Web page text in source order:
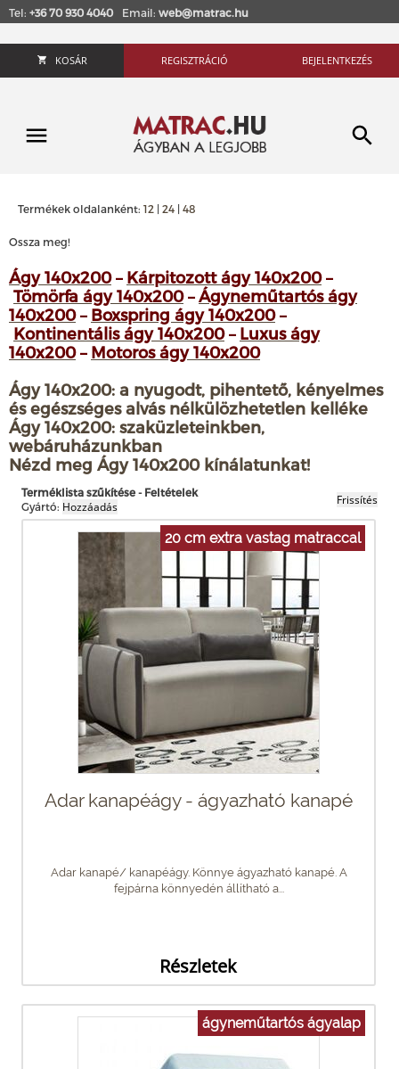
Tel: +36 70 930 4040 Email: web@matrac.hu
KOSÁR REGISZTRÁCIÓ BEJELENTKEZÉS
Termékek oldalanként: 12 | 24 | 48
Ossza meg!
Ágy 140x200– Kárpitozott ágy 140x200–
Tömörfa ágy 140x200–Ágyneműtartós ágy
140x200– Boxspring ágy 140x200–
Kontinentális ágy 140x200– Luxus ágy
140x200– Motoros ágy 140x200
Ágy 140x200: a nyugodt, pihentető, kényelmes
és egészséges alvás nélkülözhetetlen kelléke
Ágy 140x200: szaküzleteinkben,
webáruházunkban
Nézd meg Ágy 140x200 kínálatunkat!
Terméklista szűkítése - Feltételek
Gyártó:
20 cm extra vastag matraccal
Adar kanapéágy - ágyazható kanapé
Adar kanapé/ kanapéágy. Könnye ágyazható kanapé. A
fejpárna könnyedén állítható a...
Részletek
ágyneműtartós ágyalap